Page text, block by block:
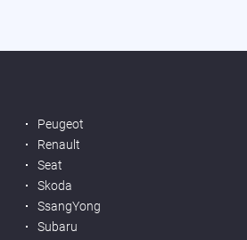
Peugeot
Renault
Seat
Skoda
SsangYong
Subaru